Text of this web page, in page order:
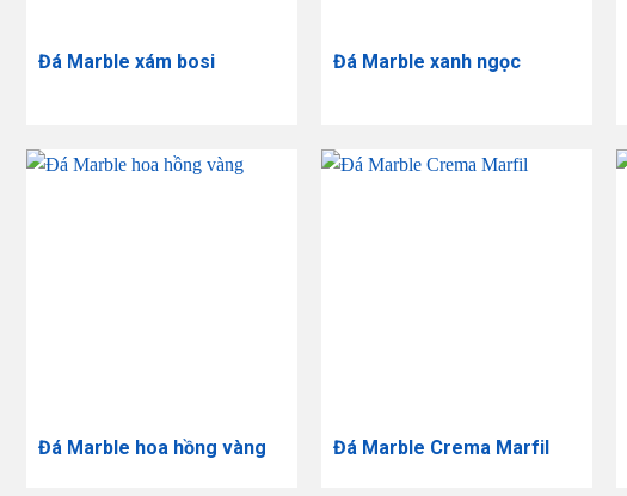
Đá Marble xám bosi Đá Marble xanh ngọc
Đá Marble hoa hồng vàng Đá Marble Crema Marfil